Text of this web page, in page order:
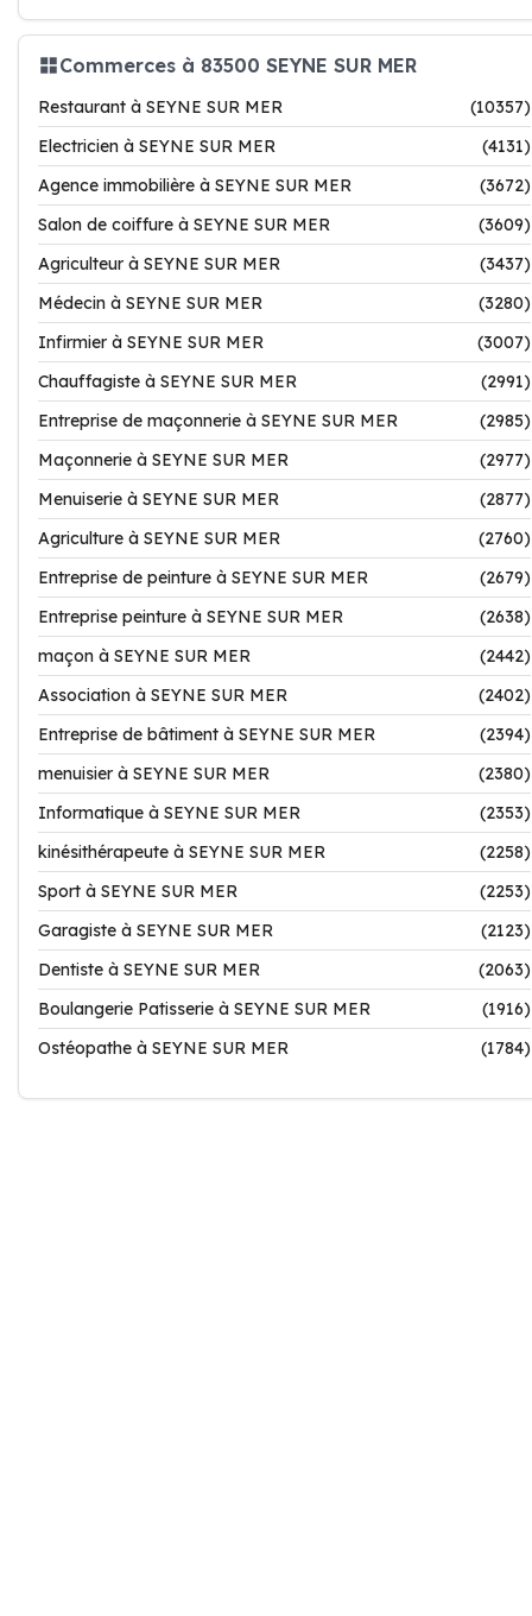
Commerces à 83500 SEYNE SUR MER
Restaurant à SEYNE SUR MER
(10357)
Electricien à SEYNE SUR MER
(4131)
Agence immobilière à SEYNE SUR MER
(3672)
Salon de coiffure à SEYNE SUR MER
(3609)
Agriculteur à SEYNE SUR MER
(3437)
Médecin à SEYNE SUR MER
(3280)
Infirmier à SEYNE SUR MER
(3007)
Chauffagiste à SEYNE SUR MER
(2991)
Entreprise de maçonnerie à SEYNE SUR MER
(2985)
Maçonnerie à SEYNE SUR MER
(2977)
Menuiserie à SEYNE SUR MER
(2877)
Agriculture à SEYNE SUR MER
(2760)
Entreprise de peinture à SEYNE SUR MER
(2679)
Entreprise peinture à SEYNE SUR MER
(2638)
maçon à SEYNE SUR MER
(2442)
Association à SEYNE SUR MER
(2402)
Entreprise de bâtiment à SEYNE SUR MER
(2394)
menuisier à SEYNE SUR MER
(2380)
Informatique à SEYNE SUR MER
(2353)
kinésithérapeute à SEYNE SUR MER
(2258)
Sport à SEYNE SUR MER
(2253)
Garagiste à SEYNE SUR MER
(2123)
Dentiste à SEYNE SUR MER
(2063)
Boulangerie Patisserie à SEYNE SUR MER
(1916)
Ostéopathe à SEYNE SUR MER
(1784)